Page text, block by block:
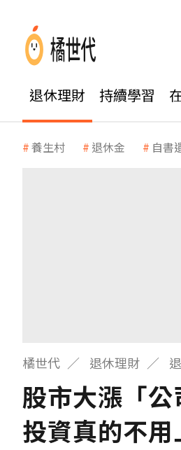
退休理財 持續學習
養生村 退休金 自書
橘世代 退休理財
股市大漲「
投資真的不用